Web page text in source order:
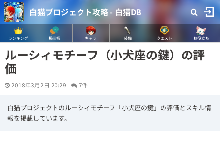
白猫プロジェクト攻略 - 白猫DB
ランキング 掲示板 キャラ 装備 クエスト お役立ち
ルーシィモチーフ（小犬座の鍵）の評
価
2018年3月2日 20:29 7件
白猫プロジェクトのルーシィモチーフ「小犬座の鍵」の評価とスキル情
報を掲載しています。